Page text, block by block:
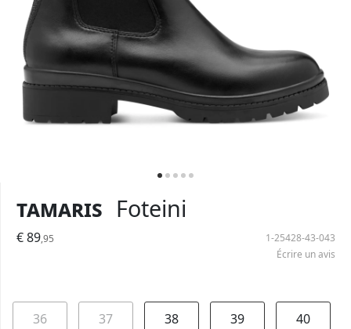
Tamaris Foteini
€ 89,95
1-25428-43-043
Écrire un avis
36 37 38 39 40